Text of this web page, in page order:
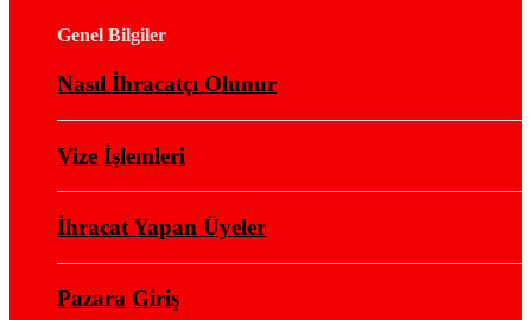
Genel Bilgiler
Nasıl İhracatçı Olunur
Vize İşlemleri
İhracat Yapan Üyeler
Pazara Giriş